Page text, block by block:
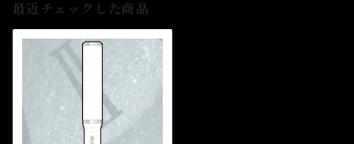
最近チェックした商品